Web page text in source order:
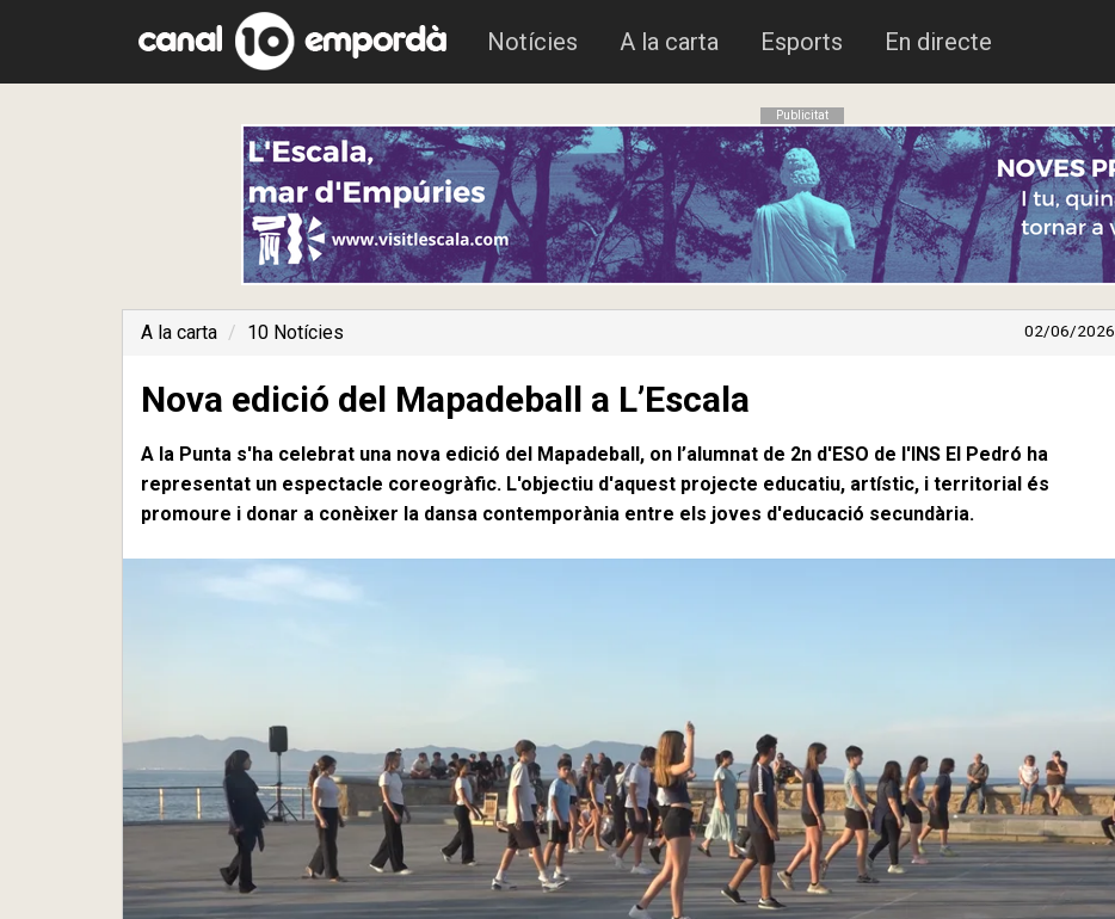
Notícies A la carta Esports En directe
Publicitat
A la carta 10 Notícies 02/06/2026
Nova edició del Mapadeball a L’Escala
A la Punta s'ha celebrat una nova edició del Mapadeball, on l’alumnat de 2n d'ESO de l'INS El Pedró ha
representat un espectacle coreogràfic. L'objectiu d'aquest projecte educatiu, artístic, i territorial és
promoure i donar a conèixer la dansa contemporània entre els joves d'educació secundària.